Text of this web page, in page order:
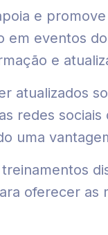
e
eventos
e
atualizados
redes
uma
oferecer